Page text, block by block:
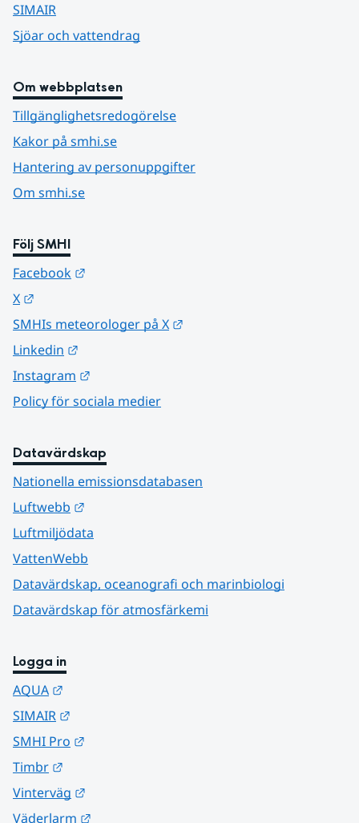
SIMAIR
Sjöar och vattendrag
Om webbplatsen
Tillgänglighetsredogörelse
Kakor på smhi.se
Hantering av personuppgifter
Om smhi.se
Följ SMHI
Facebook
X
SMHIs meteorologer på X
Linkedin
Instagram
Policy för sociala medier
Datavärdskap
Nationella emissionsdatabasen
Luftwebb
Luftmiljödata
VattenWebb
Datavärdskap, oceanografi och marinbiologi
Datavärdskap för atmosfärkemi
Logga in
AQUA
SIMAIR
SMHI Pro
Timbr
Vinterväg
Väderlarm